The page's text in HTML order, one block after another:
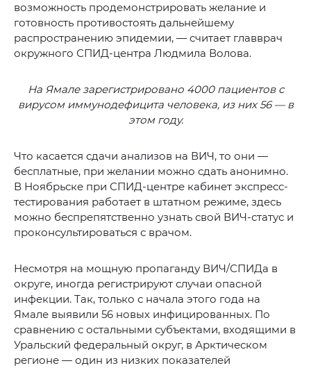
возможность продемонстрировать желание и
готовность противостоять дальнейшему
распространению эпидемии, — считает главврач
окружного СПИД-центра Людмила Волова.
На Ямале зарегистрировано 4000 пациентов с
вирусом иммунодефицита человека, из них 56 — в
этом году.
Что касается сдачи анализов на ВИЧ, то они —
бесплатные, при желании можно сдать анонимно.
В Ноябрьске при СПИД-центре кабинет экспресс-
тестирования работает в штатном режиме, здесь
можно беспрепятственно узнать свой ВИЧ-статус и
проконсультироваться с врачом.
Несмотря на мощную пропаганду ВИЧ/СПИДа в
округе, иногда регистрируют случаи опасной
инфекции. Так, только с начала этого года на
Ямале выявили 56 новых инфицированных. По
сравнению с остальными субъектами, входящими в
Уральский федеральный округ, в Арктическом
регионе — один из низких показателей